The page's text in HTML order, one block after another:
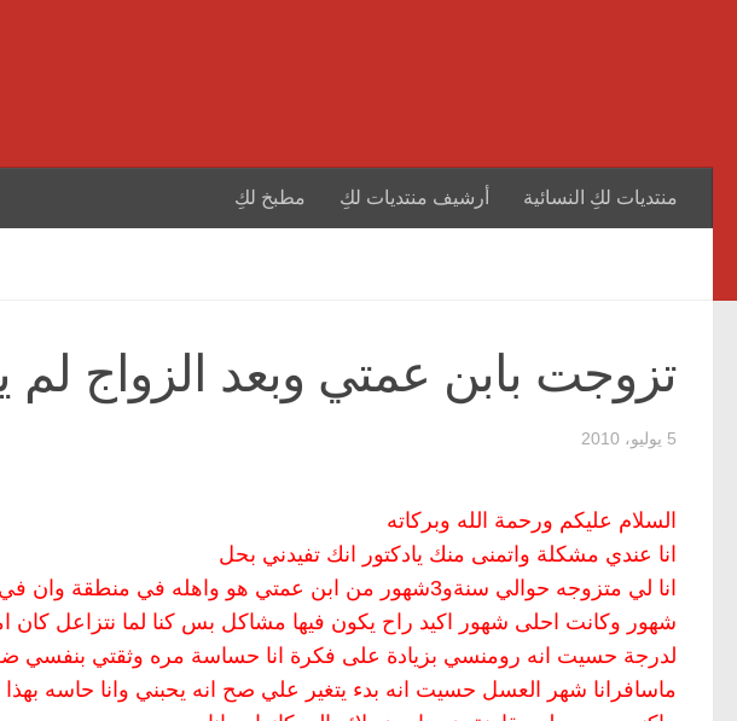
منتديات لكِ النسائية أرشيف منتديات لكِ مطبخ لكِ
تزوجت بابن عمتي وبعد الزواج لم
5 يوليو، 2010
السلام عليكم ورحمة الله وبركاته
انا عندي مشكلة واتمنى منك يادكتور انك تفيدني بحل
شهور وكانت احلى شهور اكيد راح يكون فيها مشاكل بس كنا لما نتزاعل كان
لدرجة حسيت انه رومنسي بزيادة على فكرة انا حساسة مره وثقتي بنفسي
ماسافرانا شهر العسل حسيت انه بدء يتغير علي صح انه يحبني وانا حاسه